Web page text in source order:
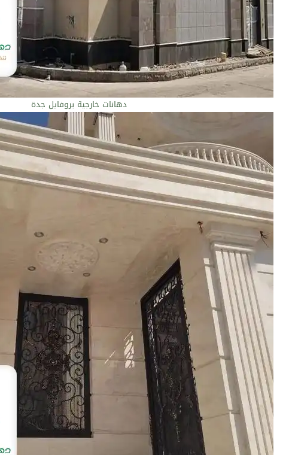
دهانات خارجية بروفايل جدة